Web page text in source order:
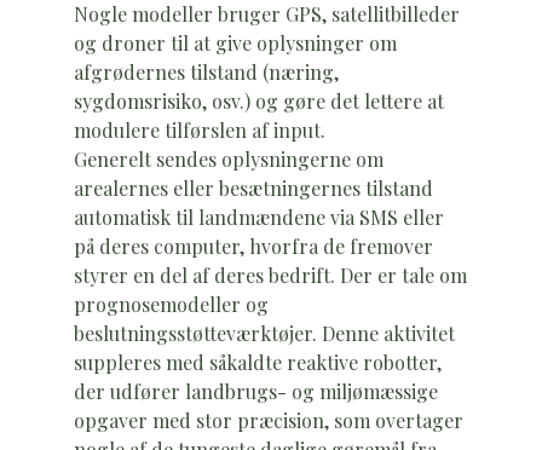
Nogle modeller bruger GPS, satellitbilleder
og droner til at give oplysninger om
afgrødernes tilstand (næring,
sygdomsrisiko, osv.) og gøre det lettere at
modulere tilførslen af input.
Generelt sendes oplysningerne om
arealernes eller besætningernes tilstand
automatisk til landmændene via SMS eller
på deres computer, hvorfra de fremover
styrer en del af deres bedrift. Der er tale om
prognosemodeller og
beslutningsstøtteværktøjer. Denne aktivitet
suppleres med såkaldte reaktive robotter,
der udfører landbrugs- og miljømæssige
opgaver med stor præcision, som overtager